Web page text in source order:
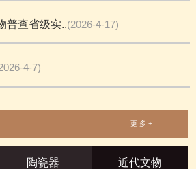
普查省级实..(2026-4-17)
4-7)
更 多 +
陶瓷器 近代文物